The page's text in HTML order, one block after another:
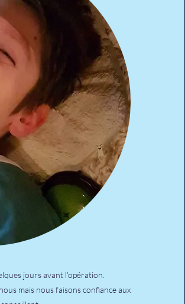
jours avant l'opération.
mais nous faisons confiance aux